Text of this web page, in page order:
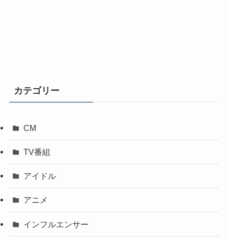
カテゴリー
CM
TV番組
アイドル
アニメ
インフルエンサー